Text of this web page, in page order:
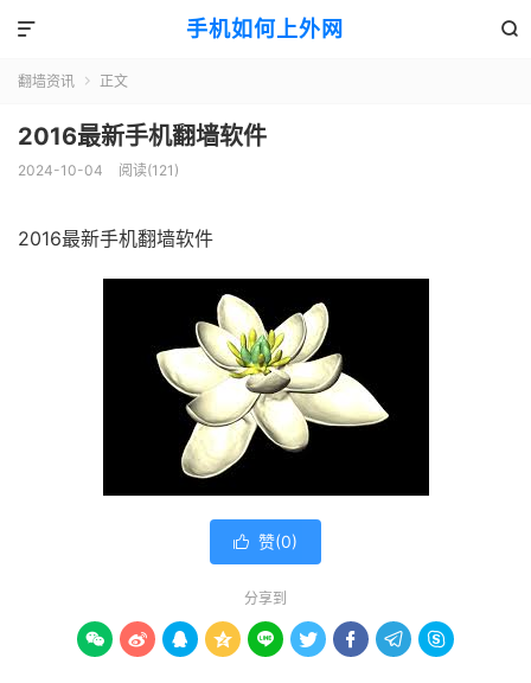
手机如何上外网 

翻墙资讯  正文
2016最新手机翻墙软件
2024-10-04 阅读(121)
2016最新手机翻墙软件
 赞(0)
分享到
        